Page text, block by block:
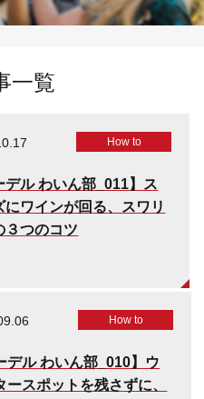
一覧
How to
デル わいん部_011】ス
にワインが回る、スワリ
３つのコツ
How to
デル わいん部_010】ウ
ースポットを残さずに、